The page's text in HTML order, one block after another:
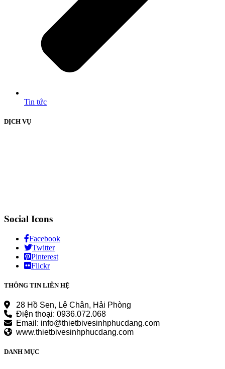
Tin tức
DỊCH VỤ
Social Icons
Facebook
Twitter
Pinterest
Flickr
THÔNG TIN LIÊN HỆ
28 Hồ Sen, Lê Chân, Hải Phòng
Điện thoại: 0936.072.068
Email: info@thietbivesinhphucdang.com
www.thietbivesinhphucdang.com
DANH MỤC